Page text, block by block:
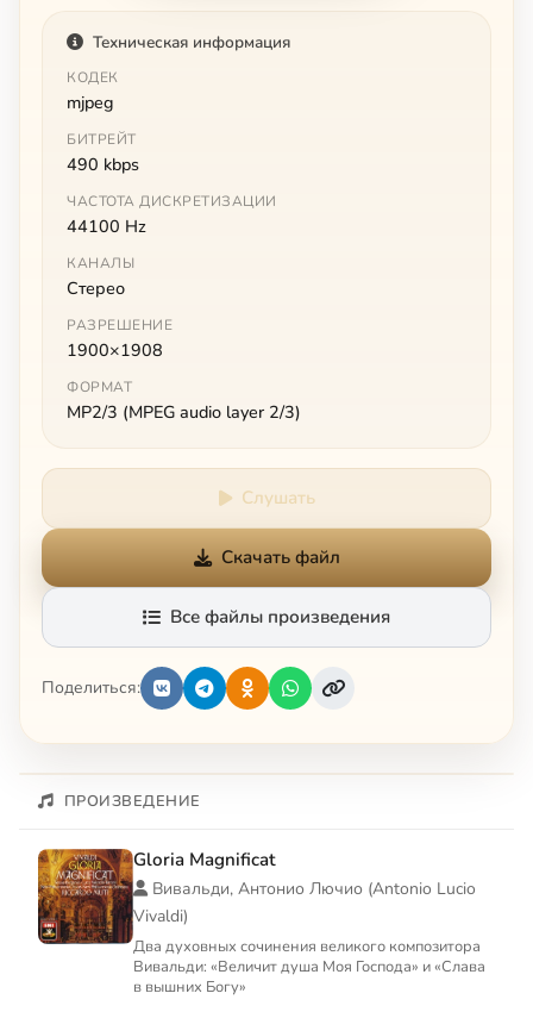
Техническая информация
КОДЕК
mjpeg
БИТРЕЙТ
490 kbps
ЧАСТОТА ДИСКРЕТИЗАЦИИ
44100 Hz
КАНАЛЫ
Стерео
РАЗРЕШЕНИЕ
1900×1908
ФОРМАТ
MP2/3 (MPEG audio layer 2/3)
Слушать
Скачать файл
Все файлы произведения
Поделиться:
ПРОИЗВЕДЕНИЕ
Gloria Magnificat
Вивальди, Антонио Лючио (Antonio Lucio
Vivaldi)
Два духовных сочинения великого композитора
Вивальди: «Величит душа Моя Господа» и «Слава
в вышних Богу»